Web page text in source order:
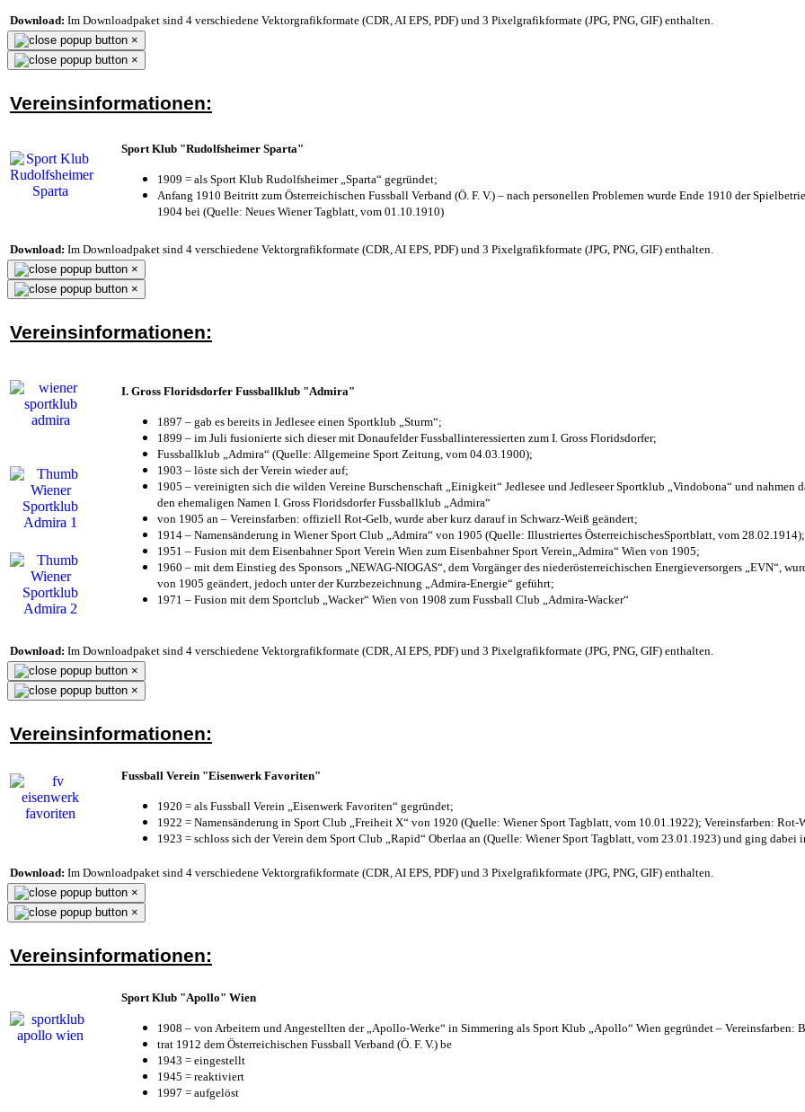
Download: Im Downloadpaket sind 4 verschiedene Vektorgrafikformate (CDR, AI EPS, PDF) und 3 Pixelgrafikformate (JPG, PNG, GIF) enthalten.
×
×
Vereinsinformationen:
Sport Klub "Rudolfsheimer Sparta"
1909 = als Sport Klub Rudolfsheimer „Sparta“ gegründet;
Anfang 1910 Beitritt zum Österreichischen Fussball Verband (Ö. F. V.) – nach personellen Problemen wurde Ende 1910 der
1904 bei (Quelle: Neues Wiener Tagblatt, vom 01.10.1910)
Download: Im Downloadpaket sind 4 verschiedene Vektorgrafikformate (CDR, AI EPS, PDF) und 3 Pixelgrafikformate (JPG, PNG, GIF) enthalten.
×
×
Vereinsinformationen:
I. Gross Floridsdorfer Fussballklub "Admira"
1897 – gab es bereits in Jedlesee einen Sportklub „Sturm“;
1899 – im Juli fusionierte sich dieser mit Donaufelder Fussballinteressierten zum I. Gross Floridsdorfer;
Fussballklub „Admira“ (Quelle: Allgemeine Sport Zeitung, vom 04.03.1900);
1903 – löste sich der Verein wieder auf;
1905 – vereinigten sich die wilden Vereine Burschenschaft „Einigkeit“ Jedlesee und Jedleseer Sportklub „Vindobona“ und nahmen
den ehemaligen Namen I. Gross Floridsdorfer Fussballklub „Admira“
von 1905 an – Vereinsfarben: offiziell Rot-Gelb, wurde aber kurz darauf in Schwarz-Weiß geändert;
1914 – Namensänderung in Wiener Sport Club „Admira“ von 1905 (Quelle: Illustriertes ÖsterreichischesSportblatt, vom 28.02.1914);
1951 – Fusion mit dem Eisenbahner Sport Verein Wien zum Eisenbahner Sport Verein„Admira“ Wien von 1905;
1960 – mit dem Einstieg des Sponsors „NEWAG-NIOGAS“, dem Vorgänger des niederösterreichischen Energieversorgers „EVN“,
von 1905 geändert, jedoch unter der Kurzbezeichnung „Admira-Energie“ geführt;
1971 – Fusion mit dem Sportclub „Wacker“ Wien von 1908 zum Fussball Club „Admira-Wacker“
Download: Im Downloadpaket sind 4 verschiedene Vektorgrafikformate (CDR, AI EPS, PDF) und 3 Pixelgrafikformate (JPG, PNG, GIF) enthalten.
×
×
Vereinsinformationen:
Fussball Verein "Eisenwerk Favoriten"
1920 = als Fussball Verein „Eisenwerk Favoriten“ gegründet;
1922 = Namensänderung in Sport Club „Freiheit X“ von 1920 (Quelle: Wiener Sport Tagblatt, vom 10.01.1922); Vereinsfarben: Rot-
1923 = schloss sich der Verein dem Sport Club „Rapid“ Oberlaa an (Quelle: Wiener Sport Tagblatt, vom 23.01.1923) und ging dabei
Download: Im Downloadpaket sind 4 verschiedene Vektorgrafikformate (CDR, AI EPS, PDF) und 3 Pixelgrafikformate (JPG, PNG, GIF) enthalten.
×
×
Vereinsinformationen:
Sport Klub "Apollo" Wien
1908 – von Arbeitern und Angestellten der „Apollo-Werke“ in Simmering als Sport Klub „Apollo“ Wien gegründet – Vereinsfarben:
trat 1912 dem Österreichischen Fussball Verband (Ö. F. V.) be
1943 = eingestellt
1945 = reaktiviert
1997 = aufgelöst